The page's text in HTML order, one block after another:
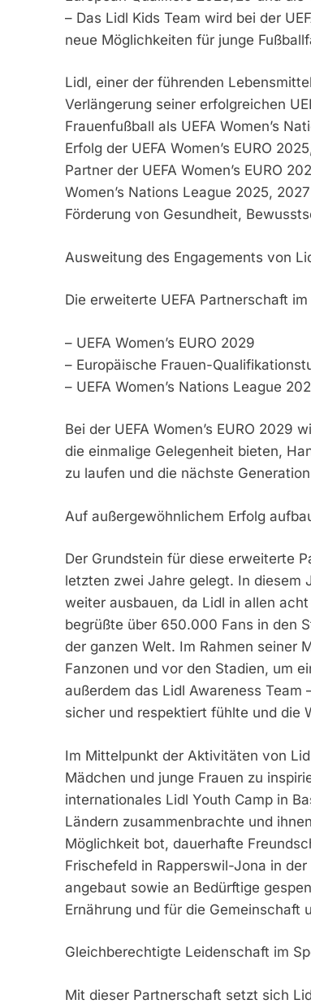
– Das Lidl Kids Team wird bei der
neue Möglichkeiten für junge
Lidl, einer der führenden
Verlängerung seiner erfolgreichen
Frauenfußball als UEFA Women’s
Erfolg der UEFA Women’s EURO
Partner der UEFA Women’s EURO
Women’s Nations League 2025,
Förderung von Gesundheit,
Ausweitung des Engagements von
Die erweiterte UEFA Partnerschaft
– UEFA Women’s EURO 2029
– Europäische Frauen-
– UEFA Women’s Nations League
Bei der UEFA Women’s EURO 2029
die einmalige Gelegenheit bieten,
zu laufen und die nächste
Auf außergewöhnlichem Erfolg
Der Grundstein für diese erweiterte
letzten zwei Jahre gelegt. In diesem
weiter ausbauen, da Lidl in allen
begrüßte über 650.000 Fans in den
der ganzen Welt. Im Rahmen seiner
Fanzonen und vor den Stadien, um
außerdem das Lidl Awareness
sicher und respektiert fühlte und die
Im Mittelpunkt der Aktivitäten von
Mädchen und junge Frauen zu
internationales Lidl Youth Camp in
Ländern zusammenbrachte und
Möglichkeit bot, dauerhafte
Frischefeld in Rapperswil-Jona in
angebaut sowie an Bedürftige
Ernährung und für die Gemeinschaft
Gleichberechtigte Leidenschaft im
Mit dieser Partnerschaft setzt sich